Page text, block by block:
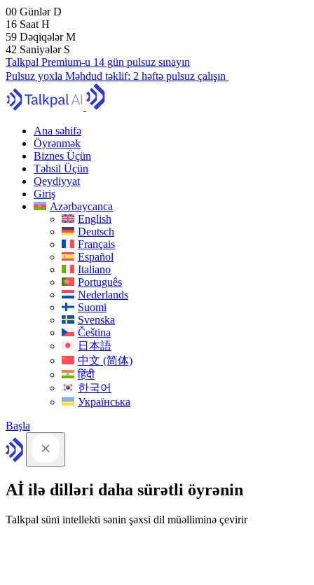
00 GünlərD
16 Saat H
59 DəqiqələrM
41 Saniyələr S
Talkpal Premium-u 14 gün pulsuz sınayın
Pulsuz yoxla Məhdud təklif: 2 həftə pulsuz çalışın
Ana səhifə
Öyrənmək
Biznes Üçün
Təhsil Üçün
Qeydiyyat
Giriş
Azərbaycanca
English
Deutsch
Français
Español
Italiano
Português
Nederlands
Suomi
Svenska
Čeština
日本語
中文 (简体)
हिंदी
한국어
Українська
Başla
Aİ ilə dilləri daha sürətli öyrənin
Talkpal süni intellekti sənin şəxsi dil müəlliminə çevirir